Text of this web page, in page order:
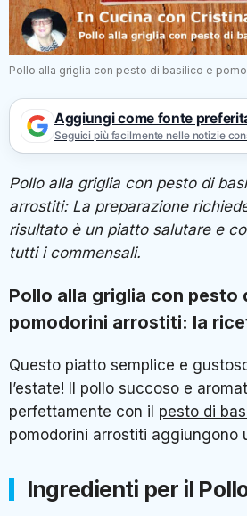
Pollo alla griglia con pesto di basilico e
Aggiungi come fonte
Seguici più facilmente nelle notizie
Pollo alla griglia con pesto di
arrostiti: La preparazione
risultato è un piatto salutare e
tutti i commensali.
Pollo alla griglia con pesto
pomodorini arrostiti: la
Questo piatto semplice e
l’estate! Il pollo succoso e
perfettamente con il pesto di
pomodorini arrostiti aggiungono
Ingredienti per il